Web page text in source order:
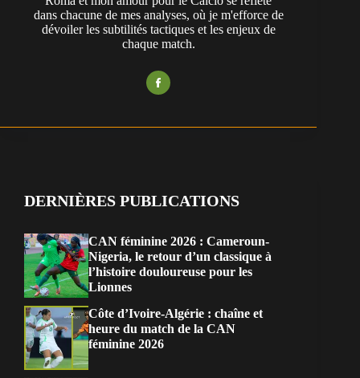
dans chacune de mes analyses, où je m'efforce de
dévoiler les subtilités tactiques et les enjeux de
chaque match.
DERNIÈRES PUBLICATIONS
CAN féminine 2026 : Cameroun-
Nigeria, le retour d’un classique à
l’histoire douloureuse pour les
Lionnes
Côte d’Ivoire-Algérie : chaîne et
heure du match de la CAN
féminine 2026